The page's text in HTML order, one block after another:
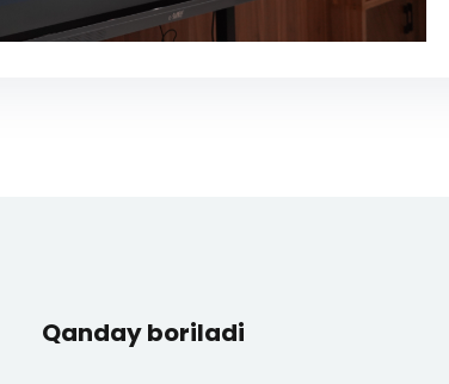
Qanday boriladi